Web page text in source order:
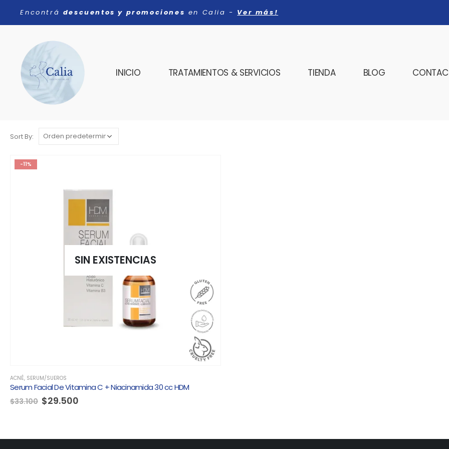
Encontrá descuentos y promociones en Calia - Ver más!
INICIO TRATAMIENTOS & SERVICIOS TIENDA BLOG
Sort By:
-11%
SIN EXISTENCIAS
ACNÉ, SERUM/SUEROS
Serum Facial De Vitamina C + Niacinamida 30 cc HDM
$33.100 El
precio
$33.100.
$29.500
$29.500.